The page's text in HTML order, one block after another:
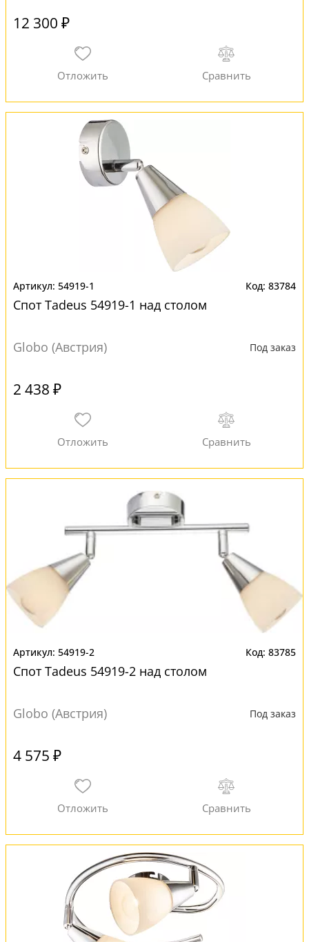
12 300 ₽
54919-1 83784
Спот Tadeus 54919-1 над столом
Globo (Австрия) Под заказ
2 438 ₽
54919-2 83785
Спот Tadeus 54919-2 над столом
Globo (Австрия) Под заказ
4 575 ₽